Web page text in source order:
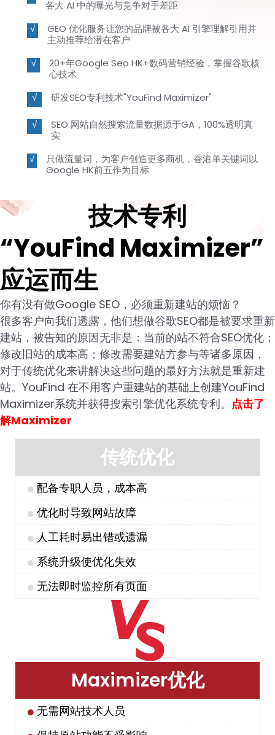
各大 AI 中的曝光与竞争对手差距
GEO 优化服务让您的品牌被各大 AI 引擎理解引用并
主动推荐给潜在客户
20+年Google Seo HK+数码营销经验，掌握谷歌核
心技术
研发SEO专利技术"YouFind Maximizer"
SEO 网站自然搜索流量数据源于GA，100%透明真
实
只做流量词，为客户创造更多商机，香港单关键词以
Google HK前五作为目标
技术专利
“YouFind Maximizer”
应运而生
你有没有做Google SEO，必须重新建站的烦恼？
很多客户向我们透露，他们想做谷歌SEO都是被要求重新
建站，被告知的原因无非是：当前的站不符合SEO优化；
修改旧站的成本高；修改需要建站方参与等诸多原因，
对于传统优化来讲解决这些问题的最好方法就是重新建
站。YouFind 在不用客户重建站的基础上创建YouFind
Maximizer系统并获得搜索引擎优化系统专利。 点击了
解Maximizer
传统优化
配备专职人员，成本高
优化时导致网站故障
人工耗时易出错或遗漏
系统升级使优化失效
无法即时监控所有页面
Maximizer优化
无需网站技术人员